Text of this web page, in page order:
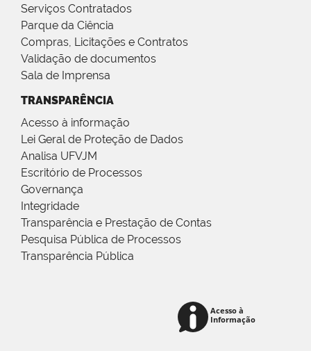
Serviços Contratados
Parque da Ciência
Compras, Licitações e Contratos
Validação de documentos
Sala de Imprensa
TRANSPARÊNCIA
Acesso à informação
Lei Geral de Proteção de Dados
Analisa UFVJM
Escritório de Processos
Governança
Integridade
Transparência e Prestação de Contas
Pesquisa Pública de Processos
Transparência Pública